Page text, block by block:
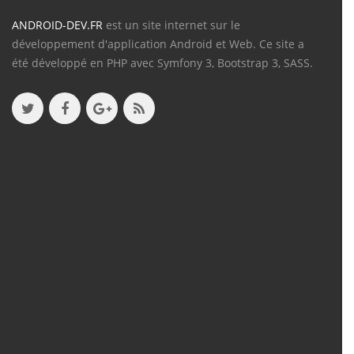
ANDROID-DEV.FR est un site internet sur le
développement d'application Android et Web. Ce site a
été développé en PHP avec Symfony 3, Bootstrap 3, SASS.